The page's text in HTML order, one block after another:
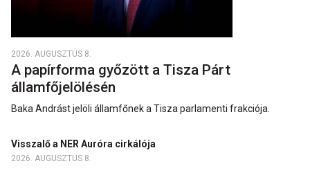
2026. AUGUSZTUS 8.
A papírforma győzött a Tisza Párt
államfőjelölésén
Baka Andrást jelöli államfőnek a Tisza parlamenti frakciója.
Visszalő a NER Auróra cirkálója
2026. AUGUSZTUS 8.